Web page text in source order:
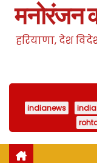
मनोरंजन
हरियाणा, देश
indianews india